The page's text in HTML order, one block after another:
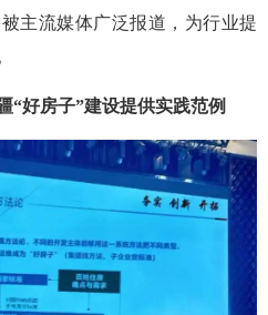
主流媒体广泛报道，为行业提
“好房子”建设提供实践范例